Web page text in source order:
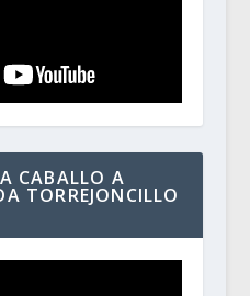
CABALLO A
TORREJONCILLO